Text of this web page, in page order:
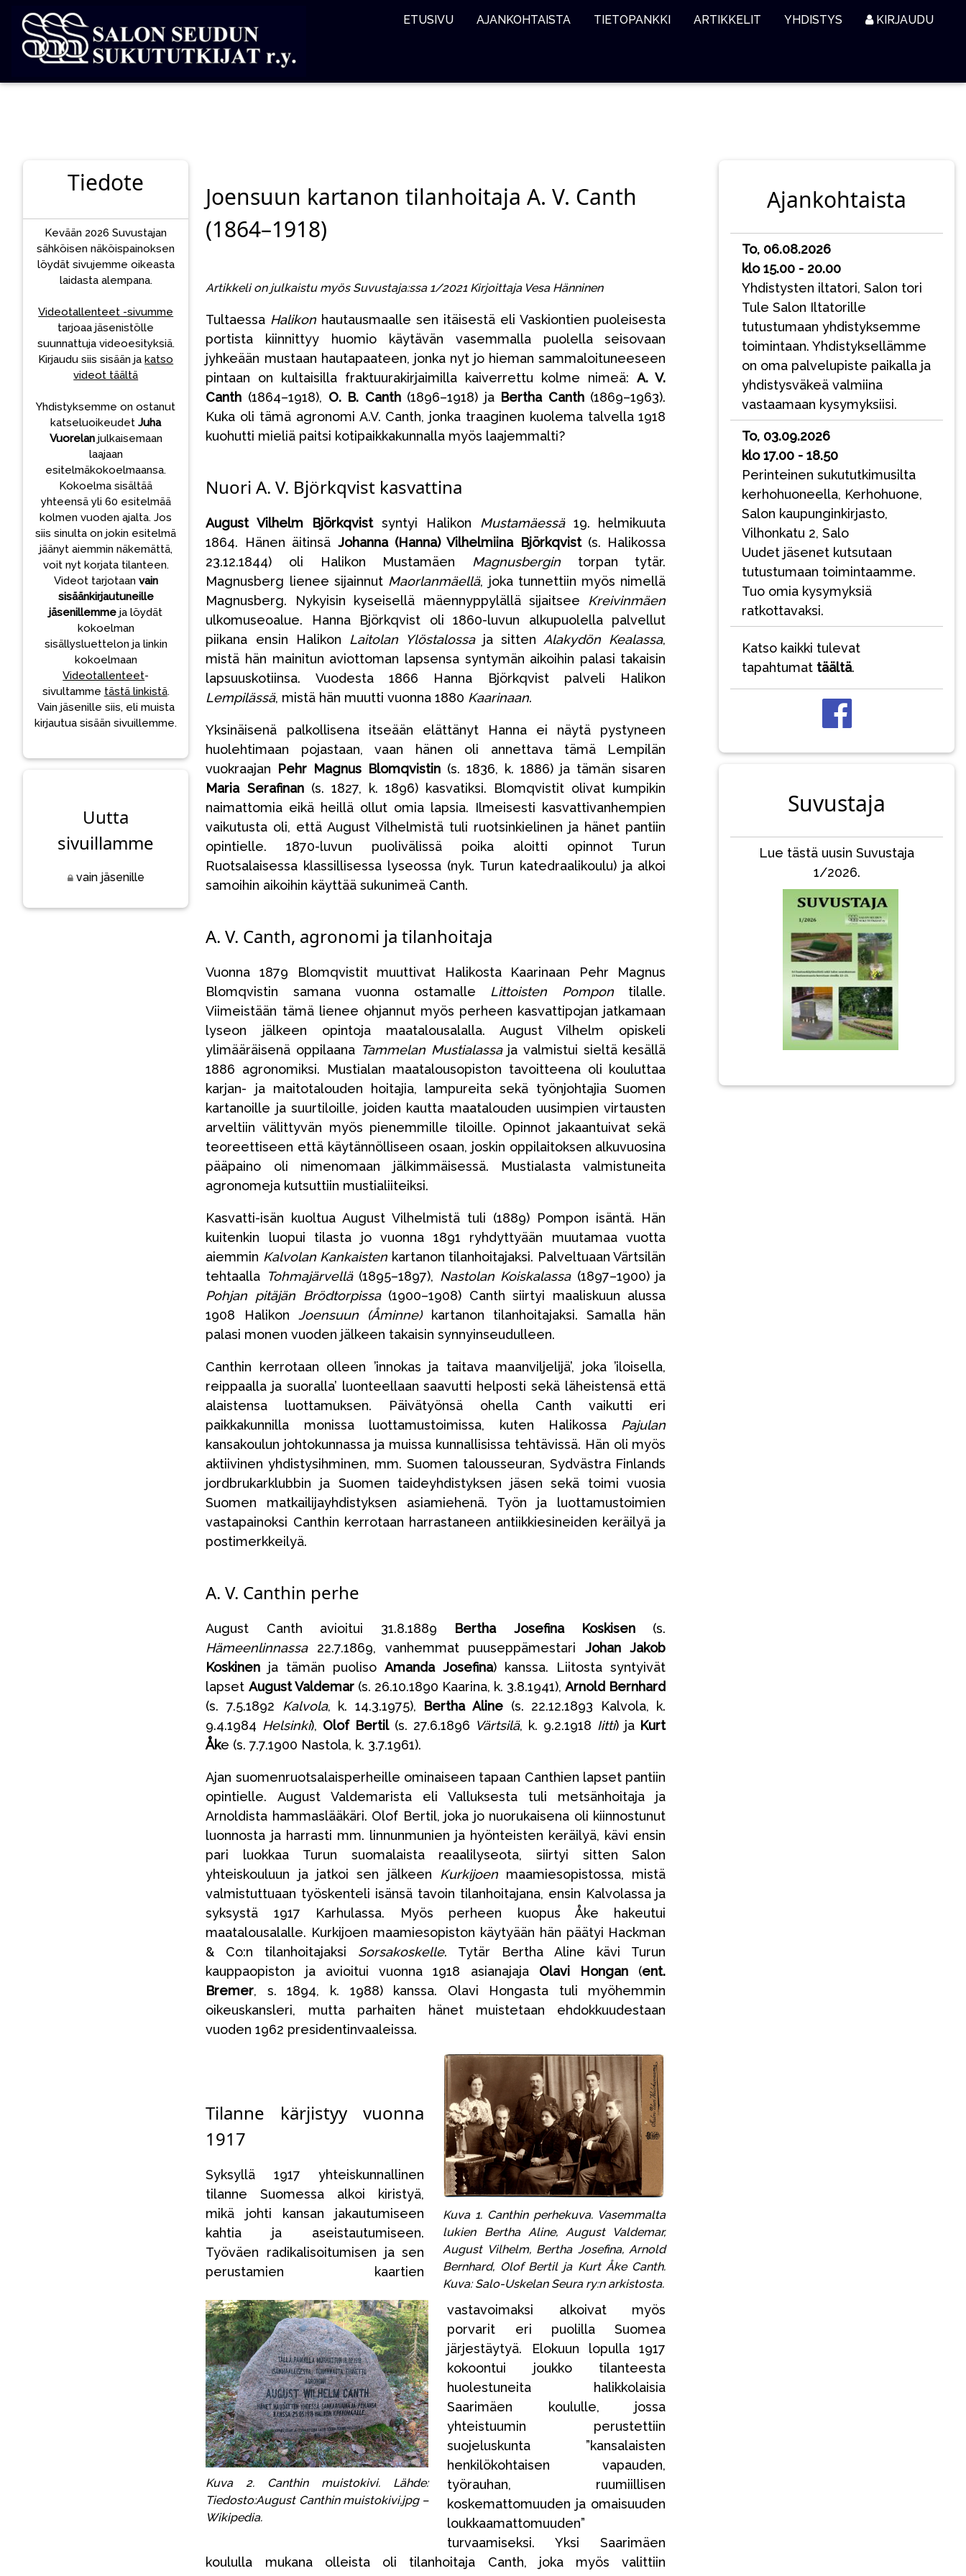
ETUSIVU AJANKOHTAISTA TIETOPANKKI ARTIKKELIT YHDISTYS KIRJAUDU
Ajankohtaista
To, 06.08.2026
klo 15.00 - 20.00
Yhdistysten iltatori, Salon tori
Tule Salon Iltatorille
tutustumaan yhdistyksemme
toimintaan. Yhdistyksellämme
on oma palvelupiste paikalla ja
yhdistysväkeä valmiina
vastaamaan kysymyksiisi.
To, 03.09.2026
klo 17.00 - 18.50
Perinteinen sukututkimusilta
kerhohuoneella, Kerhohuone,
Salon kaupunginkirjasto,
Vilhonkatu 2, Salo
Uudet jäsenet kutsutaan
tutustumaan toimintaamme.
Tuo omia kysymyksiä
ratkottavaksi.
Katso kaikki tulevat
tapahtumat täältä.
Suvustaja
Lue tästä uusin Suvustaja
1/2026.
Tiedote
Kevään 2026 Suvustajan
sähköisen näköispainoksen
löydät sivujemme oikeasta
laidasta alempana.
Videotallenteet -sivumme
tarjoaa jäsenistölle
suunnattuja videoesityksiä.
Kirjaudu siis sisään jakatso
videot täältä
Yhdistyksemme on ostanut
katseluoikeudetJuha
Vuorelanjulkaisemaan
laajaan
esitelmäkokoelmaansa.
Kokoelma sisältää
yhteensä yli 60 esitelmää
kolmen vuoden ajalta. Jos
siis sinulta on jokin esitelmä
jäänyt aiemmin näkemättä,
voit nyt korjata tilanteen.
Videot tarjotaan vain
sisäänkirjautuneille
jäsenillemme ja löydät
kokoelman
sisällysluettelon ja linkin
kokoelmaan
Videotallenteet-
sivultamme tästä linkistä.
Vain jäsenille siis, eli muista
kirjautua sisään sivuillemme.
Uutta
sivuillamme
vain jäsenille
Joensuun kartanon tilanhoitaja A. V. Canth
(1864–1918)
Artikkeli on julkaistu myös Suvustaja:ssa 1/2021 Kirjoittaja Vesa Hänninen
Tultaessa Halikon hautausmaalle sen itäisestä eli Vaskiontien puoleisesta
portista kiinnittyy huomio käytävän vasemmalla puolella seisovaan
jyhkeään mustaan hautapaateen, jonka nyt jo hieman sammaloituneeseen
pintaan on kultaisilla fraktuurakirjaimilla kaiverrettu kolme nimeä: A. V.
Canth (1864–1918), O. B. Canth(1896–1918) ja Bertha Canth(1869–1963).
Kuka oli tämä agronomi A.V. Canth, jonka traaginen kuolema talvella 1918
kuohutti mieliä paitsi kotipaikkakunnalla myös laajemmalti?
Nuori A. V. Björkqvist kasvattina
August Vilhelm Björkqvistsyntyi Halikon Mustamäessä19. helmikuuta
1864. Hänen äitinsä Johanna (Hanna) Vilhelmiina Björkqvist(s. Halikossa
23.12.1844) oli Halikon Mustamäen Magnusbergin torpan tytär.
Magnusberg lienee sijainnut Maorlanmäellä, joka tunnettiin myös nimellä
Magnusberg. Nykyisin kyseisellä mäennyppylällä sijaitsee Kreivinmäen
ulkomuseoalue. Hanna Björkqvist oli 1860-luvun alkupuolella palvellut
piikana ensin Halikon Laitolan Ylöstalossaja sitten Alakydön Kealassa,
mistä hän mainitun aviottoman lapsensa syntymän aikoihin palasi takaisin
lapsuuskotiinsa. Vuodesta 1866 Hanna Björkqvist palveli Halikon
Lempilässä, mistä hän muutti vuonna 1880 Kaarinaan.
Yksinäisenä palkollisena itseään elättänyt Hanna ei näytä pystyneen
huolehtimaan pojastaan, vaan hänen oli annettava tämä Lempilän
vuokraajan Pehr Magnus Blomqvistin (s. 1836, k. 1886) ja tämän sisaren
Maria Serafinan(s. 1827, k. 1896) kasvatiksi. Blomqvistit olivat kumpikin
naimattomia eikä heillä ollut omia lapsia. Ilmeisesti kasvattivanhempien
vaikutusta oli, että August Vilhelmistä tuli ruotsinkielinen ja hänet pantiin
opintielle. 1870-luvun puolivälissä poika aloitti opinnot Turun
Ruotsalaisessa klassillisessa lyseossa (nyk. Turun katedraalikoulu) ja alkoi
samoihin aikoihin käyttää sukunimeä Canth.
A. V. Canth, agronomi ja tilanhoitaja
Vuonna 1879 Blomqvistit muuttivat Halikosta Kaarinaan Pehr Magnus
Blomqvistin samana vuonna ostamalle Littoisten Pompontilalle.
Viimeistään tämä lienee ohjannut myös perheen kasvattipojan jatkamaan
lyseon jälkeen opintoja maatalousalalla. August Vilhelm opiskeli
ylimääräisenä oppilaana Tammelan Mustialassaja valmistui sieltä kesällä
1886 agronomiksi. Mustialan maatalousopiston tavoitteena oli kouluttaa
karjan- ja maitotalouden hoitajia, lampureita sekä työnjohtajia Suomen
kartanoille ja suurtiloille, joiden kautta maatalouden uusimpien virtausten
arveltiin välittyvän myös pienemmille tiloille. Opinnot jakaantuivat sekä
teoreettiseen että käytännölliseen osaan, joskin oppilaitoksen alkuvuosina
pääpaino oli nimenomaan jälkimmäisessä. Mustialasta valmistuneita
agronomeja kutsuttiin mustialiiteiksi.
Kasvatti-isän kuoltua August Vilhelmistä tuli (1889) Pompon isäntä. Hän
kuitenkin luopui tilasta jo vuonna 1891 ryhdyttyään muutamaa vuotta
aiemmin Kalvolan Kankaisten kartanon tilanhoitajaksi. Palveltuaan Värtsilän
tehtaalla Tohmajärvellä(1895–1897), Nastolan Koiskalassa(1897–1900) ja
Pohjan pitäjän Brödtorpissa(1900–1908) Canth siirtyi maaliskuun alussa
1908 Halikon Joensuun (Åminne)kartanon tilanhoitajaksi. Samalla hän
palasi monen vuoden jälkeen takaisin synnyinseudulleen.
Canthin kerrotaan olleen ’innokas ja taitava maanviljelijä’, joka ’iloisella,
reippaalla ja suoralla’ luonteellaan saavutti helposti sekä läheistensä että
alaistensa luottamuksen. Päivätyönsä ohella Canth vaikutti eri
paikkakunnilla monissa luottamustoimissa, kuten Halikossa Pajulan
kansakoulun johtokunnassa ja muissa kunnallisissa tehtävissä. Hän oli myös
aktiivinen yhdistysihminen, mm. Suomen talousseuran, Sydvästra Finlands
jordbrukarklubbin ja Suomen taideyhdistyksen jäsen sekä toimi vuosia
Suomen matkailijayhdistyksen asiamiehenä. Työn ja luottamustoimien
vastapainoksi Canthin kerrotaan harrastaneen antiikkiesineiden keräilyä ja
postimerkkeilyä.
A. V. Canthin perhe
August Canth avioitui 31.8.1889 Bertha Josefina Koskisen(s.
Hämeenlinnassa22.7.1869, vanhemmat puuseppämestari Johan Jakob
Koskinen ja tämän puolisoAmanda Josefina) kanssa. Liitosta syntyivät
lapset August Valdemar(s. 26.10.1890 Kaarina, k. 3.8.1941),Arnold Bernhard
(s. 7.5.1892 Kalvola, k. 14.3.1975), Bertha Aline (s. 22.12.1893 Kalvola, k.
9.4.1984 Helsinki), Olof Bertil(s. 27.6.1896 Värtsilä, k. 9.2.1918 Iitti) ja Kurt
Åke (s. 7.7.1900 Nastola, k. 3.7.1961).
Ajan suomenruotsalaisperheille ominaiseen tapaan Canthien lapset pantiin
opintielle. August Valdemarista eli Valluksesta tuli metsänhoitaja ja
Arnoldista hammaslääkäri. Olof Bertil, joka jo nuorukaisena oli kiinnostunut
luonnosta ja harrasti mm. linnunmunien ja hyönteisten keräilyä, kävi ensin
pari luokkaa Turun suomalaista reaalilyseota, siirtyi sitten Salon
yhteiskouluun ja jatkoi sen jälkeen Kurkijoenmaamiesopistossa, mistä
valmistuttuaan työskenteli isänsä tavoin tilanhoitajana, ensin Kalvolassa ja
syksystä 1917 Karhulassa. Myös perheen kuopus Åke hakeutui
maatalousalalle. Kurkijoen maamiesopiston käytyään hän päätyi Hackman
& Co:n tilanhoitajaksi Sorsakoskelle. Tytär Bertha Aline kävi Turun
kauppaopiston ja avioitui vuonna 1918 asianajaja Olavi Hongan (ent.
Bremer, s. 1894, k. 1988) kanssa. Olavi Hongasta tuli myöhemmin
oikeuskansleri, mutta parhaiten hänet muistetaan ehdokkuudestaan
vuoden 1962 presidentinvaaleissa.
Kuva 1. Canthin perhekuva. Vasemmalta
lukien Bertha Aline, August Valdemar,
August Vilhelm, Bertha Josefina, Arnold
Bernhard, Olof Bertil ja Kurt Åke Canth.
Kuva: Salo-Uskelan Seura ry:n arkistosta.
Kuva 2. Canthin muistokivi. Lähde:
Tiedosto:August Canthin muistokivi.jpg –
Wikipedia.
Tilanne kärjistyy vuonna
1917
Syksyllä 1917 yhteiskunnallinen
tilanne Suomessa alkoi kiristyä,
mikä johti kansan jakautumiseen
kahtia ja aseistautumiseen.
Työväen radikalisoitumisen ja sen
perustamien kaartien
vastavoimaksi alkoivat myös
porvarit eri puolilla Suomea
järjestäytyä. Elokuun lopulla 1917
kokoontui joukko tilanteesta
huolestuneita halikkolaisia
Saarimäen koululle, jossa
yhteistuumin perustettiin
suojeluskunta ”kansalaisten
henkilökohtaisen vapauden,
työrauhan, ruumiillisen
koskemattomuuden ja omaisuuden
loukkaamattomuuden”
turvaamiseksi. Yksi Saarimäen
koululla mukana olleista oli tilanhoitaja Canth, joka myös valittiin